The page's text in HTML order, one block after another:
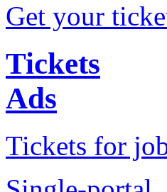
Get your
Tickets
Ads
Tickets for